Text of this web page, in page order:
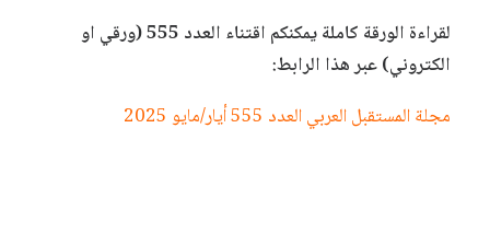
لقراءة الورقة كاملة يمكنكم اقتناء العدد 555 (ورقي او
الكتروني) عبر هذا الرابط:
مجلة المستقبل العربي العدد 555 أيار/مايو 2025